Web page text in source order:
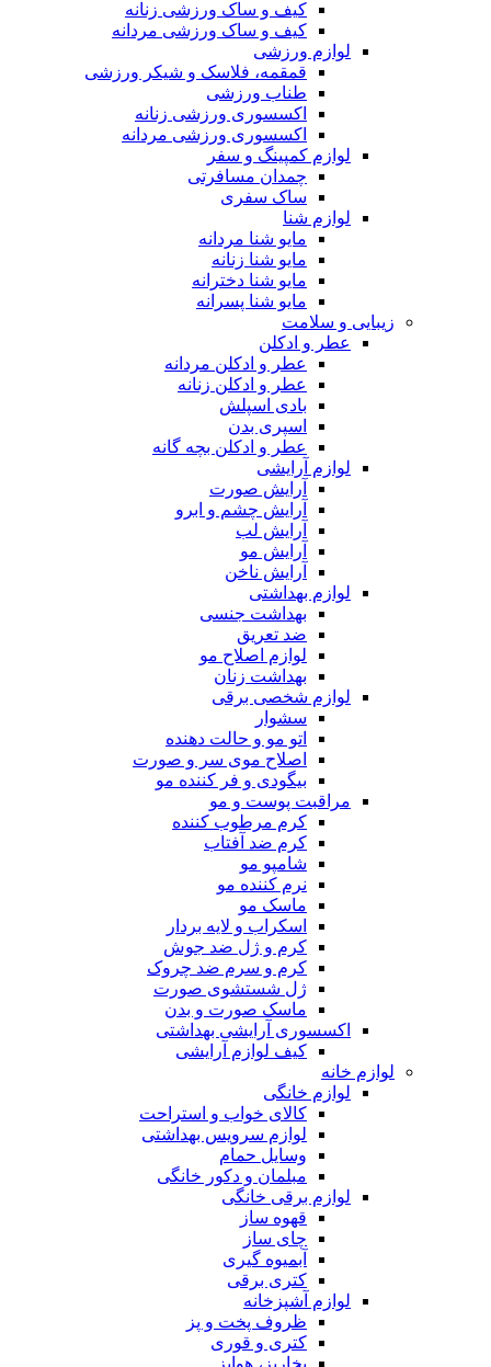
کیف و ساک ورزشی زنانه
کیف و ساک ورزشی مردانه
لوازم ورزشی
قمقمه، فلاسک و شیکر ورزشی
طناب ورزشی
اکسسوری ورزشی زنانه
اکسسوری ورزشی مردانه
لوازم کمپینگ و سفر
چمدان مسافرتی
ساک سفری
لوازم شنا
مایو شنا مردانه
مایو شنا زنانه
مایو شنا دخترانه
مایو شنا پسرانه
زیبایی و سلامت
عطر و ادکلن
عطر و ادکلن مردانه
عطر و ادکلن زنانه
بادی اسپلش
اسپری بدن
عطر و ادکلن بچه گانه
لوازم آرایشی
آرایش صورت
آرایش چشم و ابرو
آرایش لب
آرایش مو
آرایش ناخن
لوازم بهداشتی
بهداشت جنسی
ضد تعریق
لوازم اصلاح مو
بهداشت زنان
لوازم شخصی برقی
سشوار
اتو مو و حالت دهنده
اصلاح موی سر و صورت
بیگودی و فر کننده مو
مراقبت پوست و مو
کرم مرطوب کننده
کرم ضد آفتاب
شامپو مو
نرم کننده مو
ماسک مو
اسکراب و لایه بردار
کرم و ژل ضد جوش
کرم و سرم ضد چروک
ژل شستشوی صورت
ماسک صورت و بدن
اکسسوری آرایشی بهداشتی
کیف لوازم آرایشی
لوازم خانه
لوازم خانگی
کالای خواب و استراحت
لوازم سرویس بهداشتی
وسایل حمام
مبلمان و دکور خانگی
لوازم برقی خانگی
قهوه ساز
چای ساز
آبمیوه گیری
کتری برقی
لوازم آشپزخانه
ظروف پخت و پز
کتری و قوری
بخارپز، هواپز